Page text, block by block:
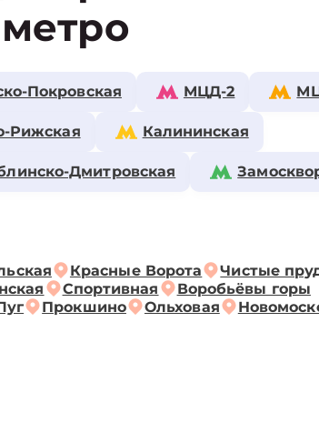
Покровская МЦД-2
Рижская Калининская
Дмитровская
Красные Ворота
Чистые
Спортивная
Воробьёвы горы
Прокшино Ольховая